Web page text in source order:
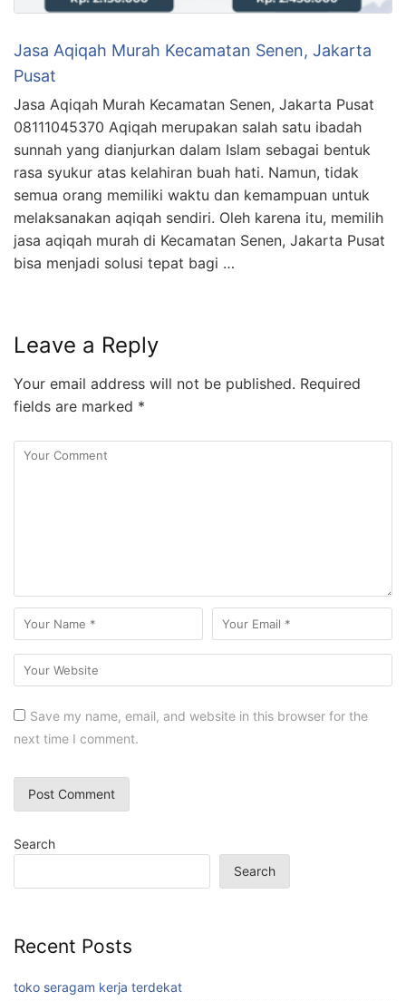
Jasa Aqiqah Murah Kecamatan Senen, Jakarta
Pusat
Jasa Aqiqah Murah Kecamatan Senen, Jakarta Pusat
08111045370 Aqiqah merupakan salah satu ibadah
sunnah yang dianjurkan dalam Islam sebagai bentuk
rasa syukur atas kelahiran buah hati. Namun, tidak
semua orang memiliki waktu dan kemampuan untuk
melaksanakan aqiqah sendiri. Oleh karena itu, memilih
jasa aqiqah murah di Kecamatan Senen, Jakarta Pusat
bisa menjadi solusi tepat bagi …
Leave a Reply
Your email address will not be published. Required
fields are marked *
Save my name, email, and website in this browser for the
next time I comment.
Search
Search
Recent Posts
toko seragam kerja terdekat